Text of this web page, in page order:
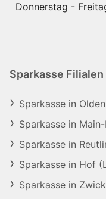
Donnerstag -
Sparkasse Filialen
Sparkasse in
Sparkasse in
Sparkasse in
Sparkasse in Hof
Sparkasse in